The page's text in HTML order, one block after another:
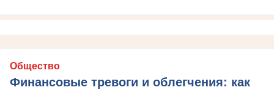
Общество
Финансовые тревоги и облегчения: как